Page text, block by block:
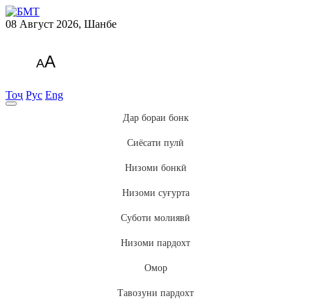
08 Август 2026, Шанбе
AA
Тоҷ Рус Eng
Дар бораи бонк
Сиёсати пулӣ
Низоми бонкӣ
Низоми суғурта
Суботи молиявӣ
Низоми пардохт
Омор
Тавозуни пардохт